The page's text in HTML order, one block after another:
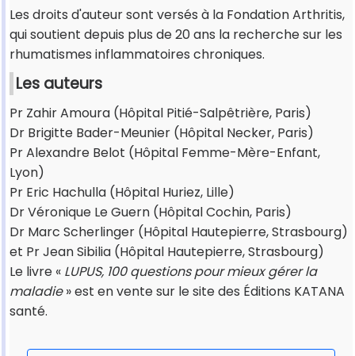
Les droits d'auteur sont versés à la Fondation Arthritis,
qui soutient depuis plus de 20 ans la recherche sur les
rhumatismes inflammatoires chroniques.
Les auteurs
Pr Zahir Amoura (Hôpital Pitié-Salpêtrière, Paris)
Dr Brigitte Bader-Meunier (Hôpital Necker, Paris)
Pr Alexandre Belot (Hôpital Femme-Mère-Enfant,
Lyon)
Pr Eric Hachulla (Hôpital Huriez, Lille)
Dr Véronique Le Guern (Hôpital Cochin, Paris)
Dr Marc Scherlinger (Hôpital Hautepierre, Strasbourg)
et Pr Jean Sibilia (Hôpital Hautepierre, Strasbourg)
Le livre « LUPUS, 100 questions pour mieux gérer la
maladie» est en vente sur le site des Éditions KATANA
santé.